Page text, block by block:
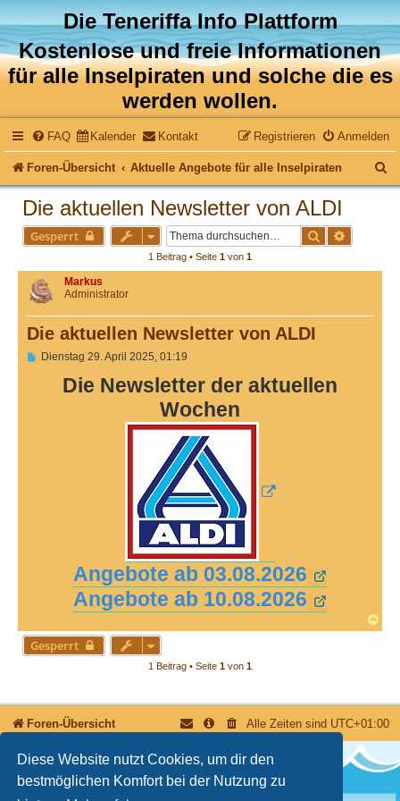
Diese Website nutzt Cookies, um dir den
bestmöglichen Komfort bei der Nutzung zu
Die Teneriffa Info Plattform
Kostenlose und freie Informationen
für alle Inselpiraten und solche die es
werden wollen.
FAQ Kalender Kontakt Anmelden
Registrieren
Foren-Übersicht Aktuelle Angebote für alle Inselpiraten
u
Die aktuellen Newsletter von ALDI
Gesperrt Suche
1 Beitrag • Seite 1 von 1
Markus
Administrator
Die aktuellen Newsletter von ALDI
BDienstag 29. April 2025, 01:19
Die Newsletter der aktuellen
Wochen
Angebote ab 03.08.2026
Angebote ab 10.08.2026
a
n
Gesperrt
1 Beitrag • Seite 1 von 1
Foren-Übersicht Alle Zeiten sind UTC+01:00